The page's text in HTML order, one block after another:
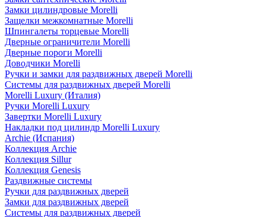
Замки цилиндровые Morelli
Защелки межкомнатные Morelli
Шпингалеты торцевые Morelli
Дверные ограничители Morelli
Дверные пороги Morelli
Доводчики Morelli
Ручки и замки для раздвижных дверей Morelli
Системы для раздвижных дверей Morelli
Morelli Luxury (Италия)
Ручки Morelli Luxury
Завертки Morelli Luxury
Накладки под цилиндр Morelli Luxury
Archie (Испания)
Коллекция Archie
Коллекция Sillur
Коллекция Genesis
Раздвижные системы
Ручки для раздвижных дверей
Замки для раздвижных дверей
Системы для раздвижных дверей